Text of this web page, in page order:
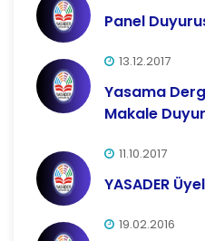
Panel
13.12.2017
Yasama
Makale
11.10.2017
YASADER
19.02.2016